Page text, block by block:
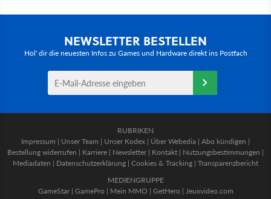
NEWSLETTER BESTELLEN
Hol' dir die neuesten Infos zu Games und Hardware direkt ins Postfach
RUBRIKEN
Impressum | Unser Team | Unser Kodex | Über Webedia | Abo kündigen |
Bestellung widerrufen | Karriere | Newsletter | Kontakt | Nutzungsbestimmungen |
Mediadaten | Datenschutzerklärung | Cookies & Tracking | Transparenzbericht
MEDIENGRUPPE
GameStar| GamePro | Mein MMO | GetHero | Jeuxvideo.com